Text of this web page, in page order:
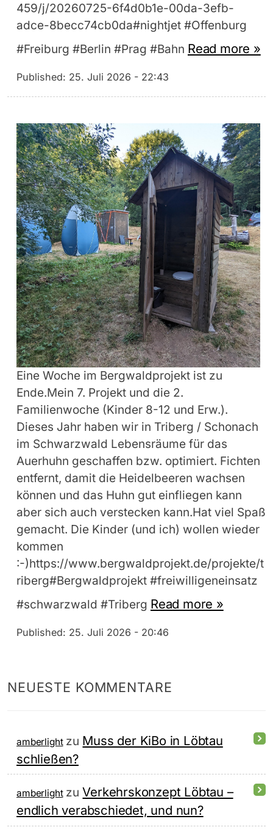
459/j/20260725-6f4d0b1e-00da-3efb-
adce-8becc74cb0da#nightjet #Offenburg
#Freiburg #Berlin #Prag #Bahn Read more »
Published: 25. Juli 2026 - 22:43
Eine Woche im Bergwaldprojekt ist zu
Ende.Mein 7. Projekt und die 2.
Familienwoche (Kinder 8-12 und Erw.).
Dieses Jahr haben wir in Triberg / Schonach
im Schwarzwald Lebensräume für das
Auerhuhn geschaffen bzw. optimiert. Fichten
entfernt, damit die Heidelbeeren wachsen
können und das Huhn gut einfliegen kann
aber sich auch verstecken kann.Hat viel Spaß
gemacht. Die Kinder (und ich) wollen wieder
kommen
:-)https://www.bergwaldprojekt.de/projekte/t
riberg#Bergwaldprojekt #freiwilligeneinsatz
#schwarzwald #Triberg Read more »
Published: 25. Juli 2026 - 20:46
NEUESTE KOMMENTARE
amberlightzu Muss der KiBo in Löbtau
schließen?
amberlightzuVerkehrskonzept Löbtau –
endlich verabschiedet, und nun?